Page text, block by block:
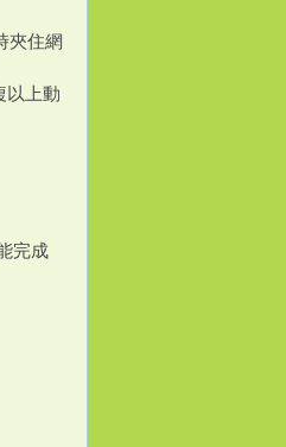
夾住網
以上動
完成